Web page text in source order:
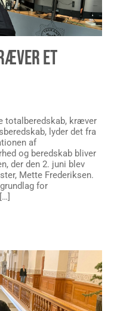
ET
totalberedskab, kræver
lyder det fra
af
og beredskab bliver
der den 2. juni blev
Mette Frederiksen.
for